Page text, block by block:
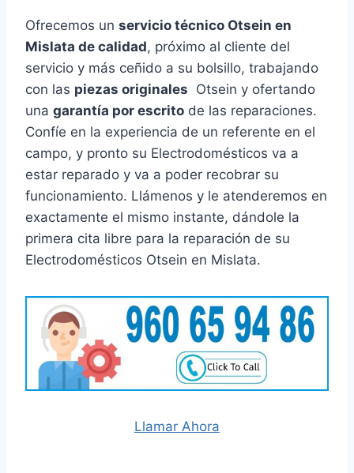
Ofrecemos un servicio técnico Otsein en
Mislata de calidad, próximo al cliente del
servicio y más ceñido a su bolsillo, trabajando
con las piezas originales Otsein y ofertando
una garantía por escrito de las reparaciones.
Confíe en la experiencia de un referente en el
campo, y pronto su Electrodomésticos va a
estar reparado y va a poder recobrar su
funcionamiento. Llámenos y le atenderemos en
exactamente el mismo instante, dándole la
primera cita libre para la reparación de su
Electrodomésticos Otsein en Mislata.
Llamar Ahora